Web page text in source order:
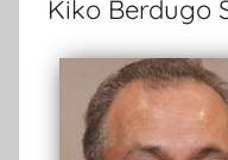
Kiko Berdugo